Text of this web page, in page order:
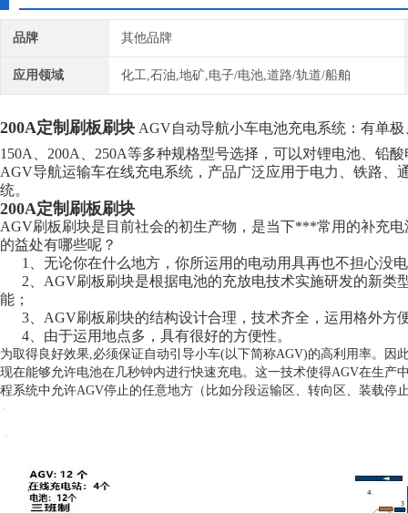
品牌 其他品牌
应用领域 化工,石油,地矿,电子/电池,道路/轨道/船舶
200A定制刷板刷块 AGV自动导航小车电池充电系统：有单
150A、200A、250A等多种规格型号选择，可以对锂电池、铅
AGV导航运输车在线充电系统，产品广泛应用于电力、铁路
统。
200A定制刷板刷块
AGV刷板刷块是目前社会的初生产物，是当下***常用的补充
的益处有哪些呢？
1、无论你在什么地方，你所运用的电动用具再也不担心没
2、AGV刷板刷块是根据电池的充放电技术实施研发的新类
能；
3、AGV刷板刷块的结构设计合理，技术齐全，运用格外方
4、由于运用地点多，具有很好的方便性。
为取得良好效果,必须保证自动引导小车(以下简称AGV)的高利用率。
现在能够允许电池在几秒钟内进行快速充电。这一技术使得AGV在生
程系统中允许AGV停止的任意地方（比如分段运输区、转向区、装载停